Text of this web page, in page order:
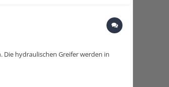
Die hydraulischen Greifer werden in